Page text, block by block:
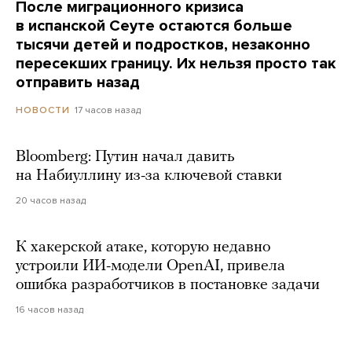
После миграционного кризиса
в испанской Сеуте остаются больше
тысячи детей и подростков, незаконно
пересекших границу. Их нельзя просто так
отправить назад
НОВОСТИ 17 часов назад
Bloomberg: Путин начал давить
на Набиуллину из-за ключевой ставки
20 часов назад
К хакерской атаке, которую недавно
устроили ИИ-модели OpenAI, привела
ошибка разработчиков в постановке задачи
16 часов назад